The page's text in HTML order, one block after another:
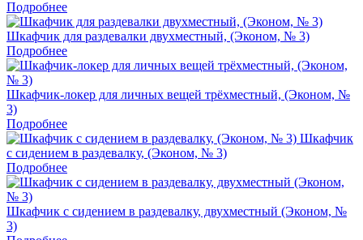
Подробнее
Шкафчик для раздевалки двухместный, (Эконом, № 3)
Подробнее
Шкафчик-локер для личных вещей трёхместный, (Эконом, №
3)
Подробнее
Шкафчик
с сидением в раздевалку, (Эконом, № 3)
Подробнее
Шкафчик с сидением в раздевалку, двухместный (Эконом, №
3)